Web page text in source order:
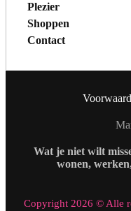
Plezier
Shoppen
Contact
Wat je niet wilt
wonen,
Copyright 2026 © Alle